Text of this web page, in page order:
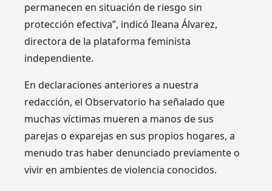
permanecen en situación de riesgo sin
protección efectiva”, indicó Ileana Álvarez,
directora de la plataforma feminista
independiente.
En declaraciones anteriores a nuestra
redacción, el Observatorio ha señalado que
muchas víctimas mueren a manos de sus
parejas o exparejas en sus propios hogares, a
menudo tras haber denunciado previamente o
vivir en ambientes de violencia conocidos.